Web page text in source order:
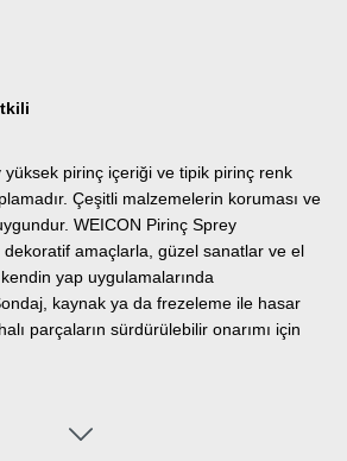
yüksek pirinç içeriği ve tipik pirinç renk
Çeşitli malzemelerin koruması ve
WEICON Pirinç Sprey
amaçlarla, güzel sanatlar ve el
yap uygulamalarında
kaynak ya da frezeleme ile hasar
parçaların sürdürülebilir onarımı için